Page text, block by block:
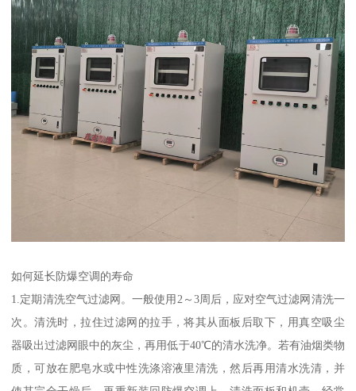
如何延长防爆空调的寿命
1.定期清洗空气过滤网。一般使用2～3周后，应对空气过滤网清洗一
次。清洗时，拉住过滤网的拉手，将其从面板后取下，用真空吸尘
器吸出过滤网眼中的灰尘，再用低于40℃的清水洗净。若有油烟类物
质，可放在肥皂水或中性洗涤溶液里清洗，然后再用清水洗清，并